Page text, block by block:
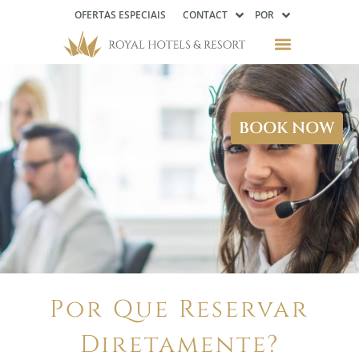
OFERTAS ESPECIAIS CONTACT POR
Por Que Reservar
Diretamente?
BOOK NOW